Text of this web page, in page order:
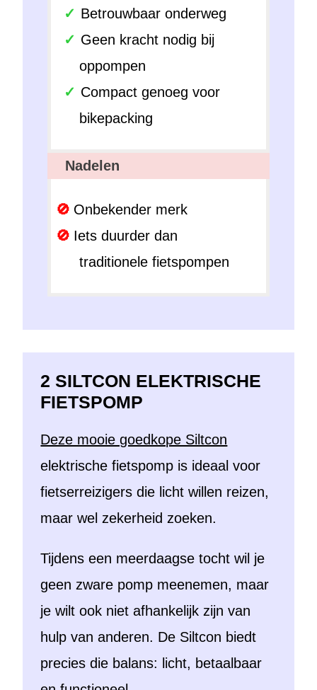
Betrouwbaar onderweg
Geen kracht nodig bij
oppompen
Compact genoeg voor
bikepacking
Nadelen
Onbekender merk
Iets duurder dan
traditionele fietspompen
2 SILTCON ELEKTRISCHE
FIETSPOMP
Deze mooie goedkope Siltcon
elektrische fietspomp is ideaal voor
fietserreizigers die licht willen reizen,
maar wel zekerheid zoeken.
Tijdens een meerdaagse tocht wil je
geen zware pomp meenemen, maar
je wilt ook niet afhankelijk zijn van
hulp van anderen. De Siltcon biedt
precies die balans: licht, betaalbaar